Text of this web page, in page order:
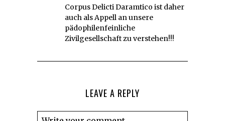
Corpus Delicti Daramtico ist daher
auch als Appell an unsere
pädophilenfeinliche
Zivilgesellschaft zu verstehen!!!
LEAVE A REPLY